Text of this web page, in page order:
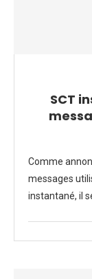
SCT
Comme
messages
instantané, il